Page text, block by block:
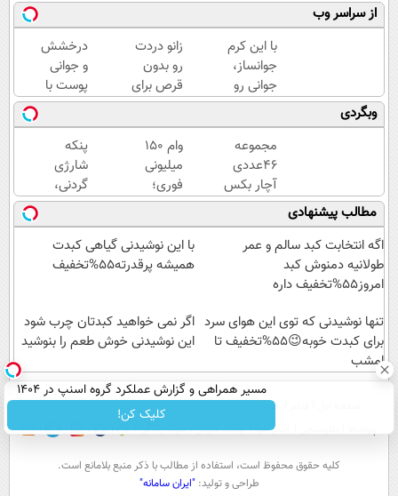
از سراسر وب
با این کرم
جوانساز،
جوانی رو
به خودت
برگردون(50%
تخفیف)
زانو دردت
رو بدون
قرص برای
همیشه
خوب کن!
(قدم اول،
پرسش‌نامه)
درخشش
و جوانی
پوست با
جلبک
اسپیرولینا!
خرید
محصول با
تخفیف
ویژه
وبگردی
مجموعه
۴۶عددی
آچار بکس
با قیمت
باورنکردنی!!
(فروصت
وام ۱۵۰
میلیونی
فوری؛
ضمانت
حداقلی و
بازپرداخت
دوساله
پنکه
شارژی
گردنی،
با
قیمت
باور
نکردنی!
مطالب پیشنهادی
اگه انتخابت کبد سالم و عمر
طولانیه دمنوش کبد
امروز55%تخفیف داره
با این نوشیدنی گیاهی کبدت
همیشه پرقدرته55%تخفیف
تنها نوشیدنی که توی این هوای سرد
برای کبدت خوبه😉55%تخفیف تا
امشب
اگر نمی خواهید کبدتان چرب شود
این نوشیدنی خوش طعم را بنوشید
مسیر همراهی و گزارش عملکرد گروه اسنپ در ۱۴۰۴
کلیک کن!
عصر ایران۲ درباره عصرایران تماس با ما
آب و هوا اوقات شرعی سواد زندگی
كليه حقوق محفوظ است، استفاده از مطالب با ذكر منبع بلامانع است.
طراحی و تولید:"ایران سامانه"